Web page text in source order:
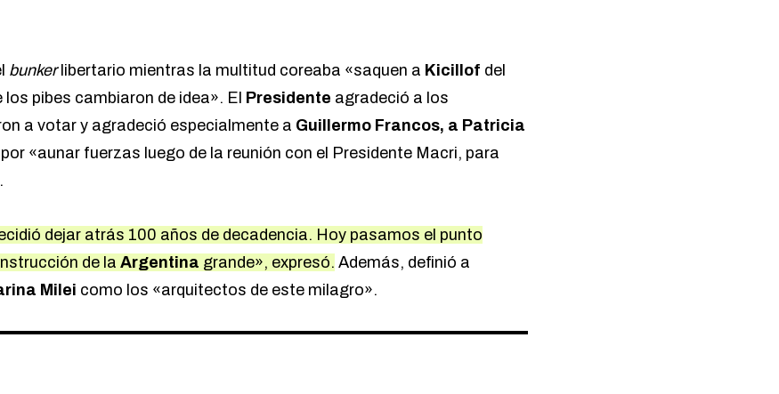
bunkerlibertario mientras la multitud coreaba «saquen a Kicillof del
los pibes cambiaron de idea». El Presidente agradeció a los
a votar y agradeció especialmente a Guillermo Francos, a Patricia
por «aunar fuerzas luego de la reunión con el Presidente Macri, para
dejar atrás 100 años de decadencia. Hoy pasamos el punto
de la Argentina grande», expresó. Además, definió a
Milei como los «arquitectos de este milagro».